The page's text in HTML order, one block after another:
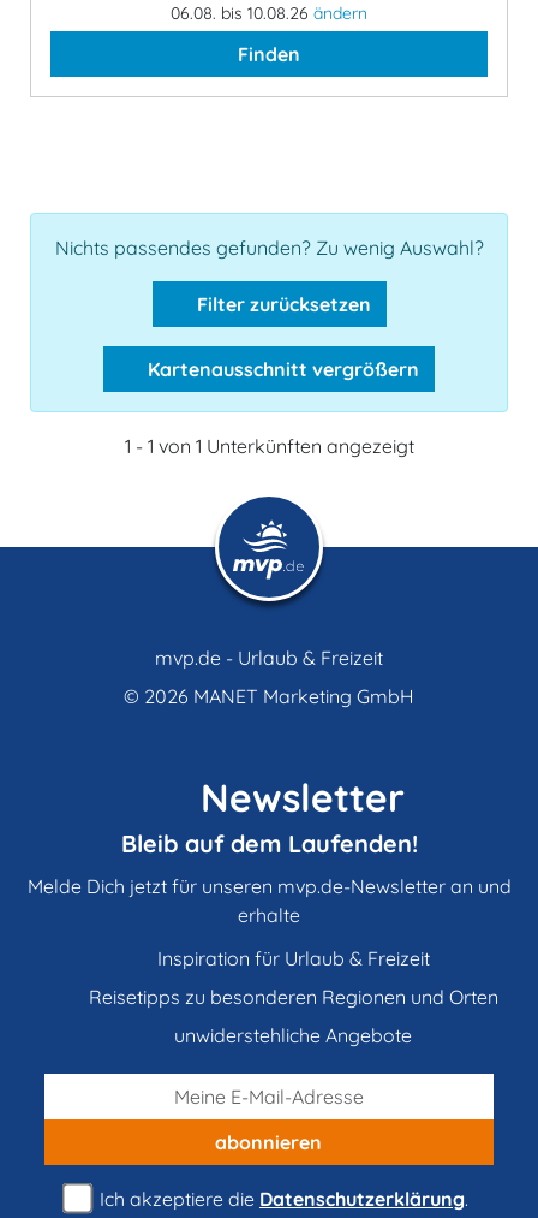
06.08. bis 10.08.26 ändern
Finden
Nichts passendes gefunden? Zu wenig Auswahl?
Filter zurücksetzen
Kartenausschnitt vergrößern
1 - 1 von 1 Unterkünften angezeigt
mvp.de - Urlaub & Freizeit
© 2026 MANET Marketing GmbH
Newsletter
Bleib auf dem Laufenden!
Melde Dich jetzt für unseren mvp.de-Newsletter an und
erhalte
Inspiration für Urlaub & Freizeit
Reisetipps zu besonderen Regionen und Orten
unwiderstehliche Angebote
abonnieren
Ich akzeptiere die Datenschutzerklärung.